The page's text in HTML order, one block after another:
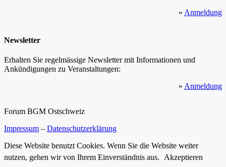
» Anmeldung
Newsletter
Erhalten Sie regelmässige Newsletter mit Informationen und
Ankündigungen zu Veranstaltungen:
» Anmeldung
Forum BGM Ostschweiz
Impressum – Datenschutzerklärung
Diese Website benutzt Cookies. Wenn Sie die Website weiter
nutzen, gehen wir von Ihrem Einverständnis aus. Akzeptieren